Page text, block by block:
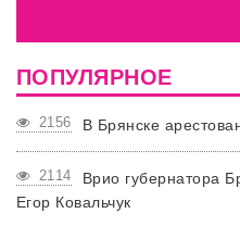
ПОПУЛЯРНОЕ
2156 В Брянске
2114
Врио губернатора
Егор Ковальчук